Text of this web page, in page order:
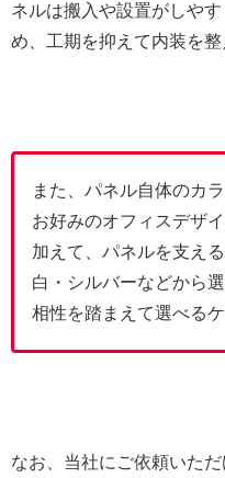
ネルは搬入や設置がしや
め、工期を抑えて内装を
また、パネル自体のカ
お好みのオフィスデザ
加えて、パネルを支え
白・シルバーなどから
相性を踏まえて選べる
なお、当社にご依頼いた